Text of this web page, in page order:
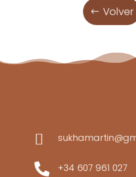
Volver

 +34 607 961 027